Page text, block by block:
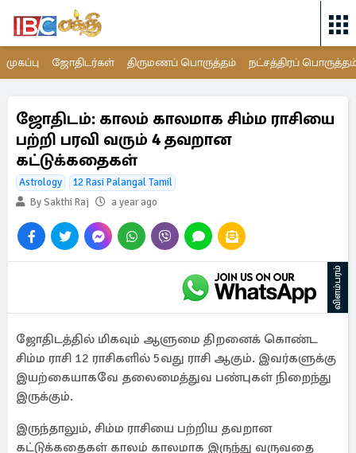
முகப்பு ஜோதிடர்கள் திருமணப் பொருத்தம் நட்சத்திரப்
ஜோதிடம்: காலம் காலமாக சிம்ம ராசியை
பற்றி பரவி வரும் 4 தவறான
கட்டுக்கதைகள்
Astrology
12 Rasi Palangal Tamil
By Sakthi Raj
a year ago
விளம்பரம்
ஜோதிடத்தில் மிகவும் ஆளுமை திறனைக் கொண்ட
சிம்ம ராசி 12 ராசிகளில் 5வது ராசி ஆகும். இவர்களுக்கு
இயற்கையாகவே தலைமைத்துவ பண்புகள் நிறைந்து
இருக்கும்.
இருந்தாலும், சிம்ம ராசியை பற்றிய தவறான
கட்டுக்கதைகள் காலம் காலமாக இருந்து வருவதை